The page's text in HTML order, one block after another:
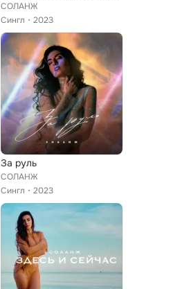
СОЛАНЖ
Сингл
2023
За руль
СОЛАНЖ
Сингл
2023